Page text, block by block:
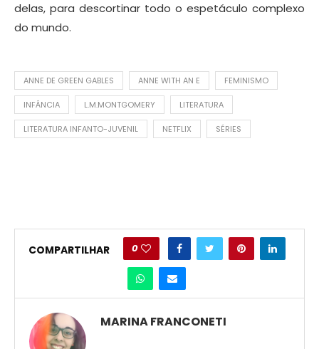
delas, para descortinar todo o espetáculo complexo
do mundo.
ANNE DE GREEN GABLES ANNE WITH AN E FEMINISMO
INFÂNCIA L.M.MONTGOMERY LITERATURA
LITERATURA INFANTO-JUVENIL NETFLIX SÉRIES
COMPARTILHAR 0
MARINA FRANCONETI